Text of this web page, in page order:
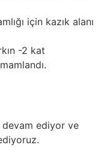
için kazık alanı
-2 kat
devam ediyor ve